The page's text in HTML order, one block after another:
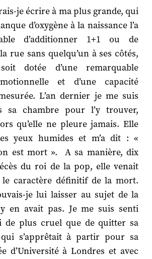
je écrire à ma plus grande, qui
d’oxygène à la naissance l’a
d’additionner 1+1 ou de
rue sans quelqu’un à ses côtés,
dotée d’une remarquable
et d’une capacité
L’an dernier je me suis
sa chambre pour l’y trouver,
qu’elle ne pleure jamais. Elle
yeux humides et m’a dit : «
est mort ». A sa manière, dix
du roi de la pop, elle venait
caractère définitif de la mort.
je lui laisser au sujet de la
en avait pas. Je me suis senti
de plus cruel que de quitter sa
s’apprêtait à partir pour sa
d’Université à Londres et avec